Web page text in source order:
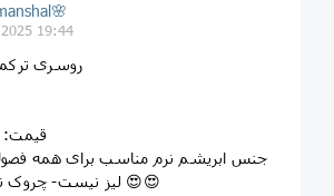
19:44
روسری
قیمت: 1,650,000 تومان
جنس ابریشم نرم مناسب برای همه
لیز نیست- چروک نمیشه- پرز نمیده 😍😍